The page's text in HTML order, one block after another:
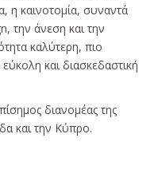
η καινοτομία, συναντά
την άνεση και την
καλύτερη, πιο
και διασκεδαστική
διανομέας της
και την Κύπρο.